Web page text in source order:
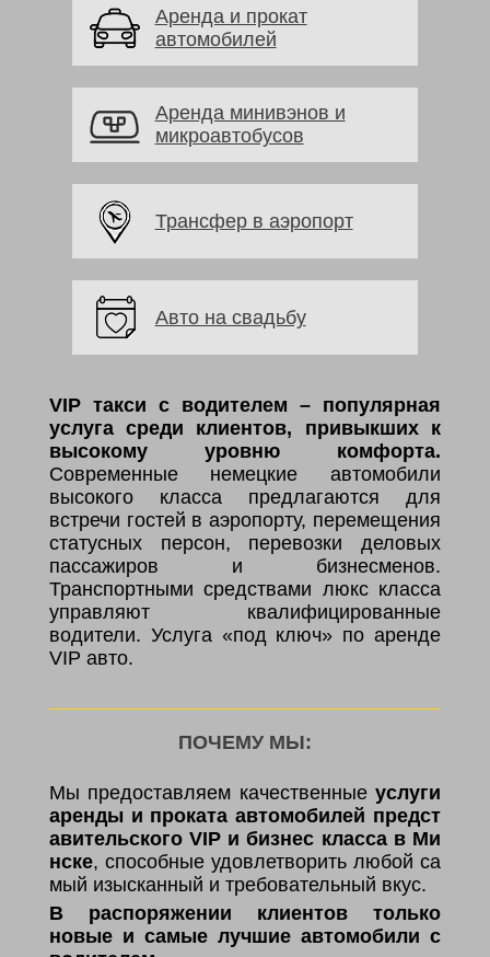
Аренда и прокат
автомобилей
Аренда минивэнов и
микроавтобусов
Трансфер в аэропорт
Авто на свадьбу
VIP такси с водителем – популярная
услуга среди клиентов, привыкших к
высокому уровню комфорта.
Современные немецкие автомобили
высокого класса предлагаются для
встречи гостей в аэропорту, перемещения
статусных персон, перевозки деловых
пассажиров и бизнесменов.
Транспортными средствами люкс класса
управляют квалифицированные
водители. Услуга «под ключ» по аренде
VIP авто.
ПОЧЕМУ МЫ:
Мы предоставляем качественныеуслуги
аренды и проката автомобилей предст
авительского VIP и бизнес класса в Ми
нске, способные удовлетворить любой са
мый изысканный и требовательный вкус.
В распоряжении клиентов только
новые и самые лучшие автомобили с